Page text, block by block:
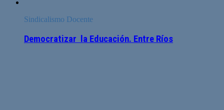
Sindicalismo Docente
Democratizar la Educación. Entre Ríos